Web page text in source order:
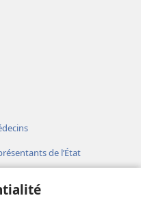
de l’État